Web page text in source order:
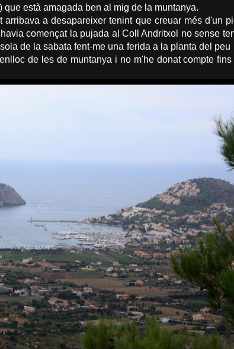
està amagada ben al mig de la muntanya.
a desapareixer tenint que creuar més d'un
començat la pujada al Coll Andritxol no sense
de la sabata fent-me una ferida a la planta del
de les de muntanya i no m'he donat compte